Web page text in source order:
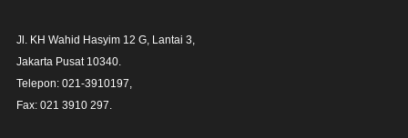
Jl. KH Wahid Hasyim 12 G, Lantai 3,
Jakarta Pusat 10340.
Telepon: 021-3910197,
Fax: 021 3910 297.